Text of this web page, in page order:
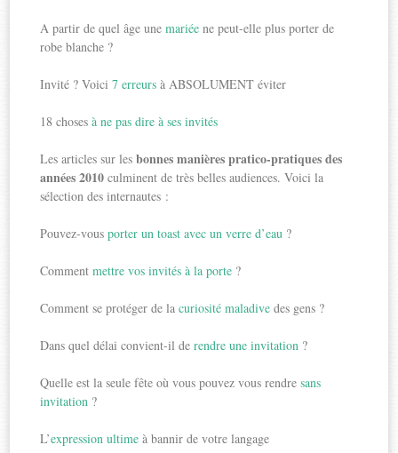
A partir de quel âge unemariée ne peut-elle plus porter de
robe blanche ?
Invité ? Voici7 erreurs à ABSOLUMENT éviter
18 chosesà ne pas dire à ses invités
Les articles sur lesbonnes manières pratico-pratiques des
années 2010 culminent de très belles audiences. Voici la
sélection des internautes :
Pouvez-vousporter un toast avec un verre d’eau ?
Commentmettre vos invités à la porte ?
Comment se protéger de lacuriosité maladive des gens ?
Dans quel délai convient-il derendre une invitation ?
Quelle est la seule fête où vous pouvez vous rendresans
invitation ?
L’expression ultime à bannir de votre langage